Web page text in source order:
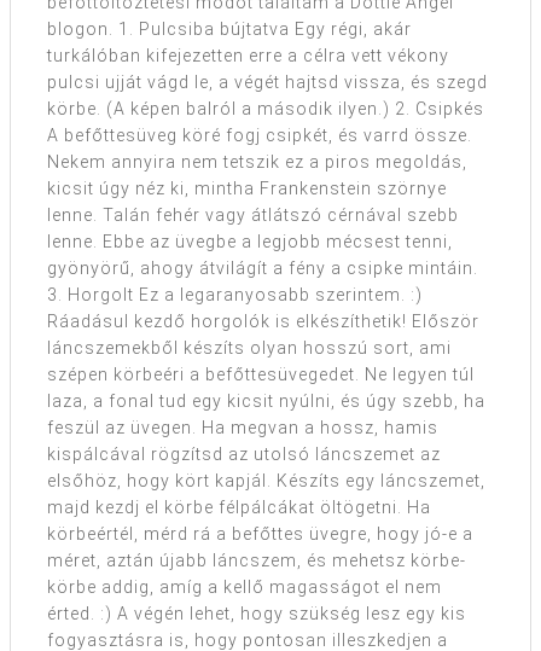
blogon. 1. Pulcsiba bújtatva Egy régi, akár
turkálóban kifejezetten erre a célra vett vékony
pulcsi ujját vágd le, a végét hajtsd vissza, és szegd
körbe. (A képen balról a második ilyen.) 2. Csipkés
A befőttesüveg köré fogj csipkét, és varrd össze.
Nekem annyira nem tetszik ez a piros megoldás,
kicsit úgy néz ki, mintha Frankenstein szörnye
lenne. Talán fehér vagy átlátszó cérnával szebb
lenne. Ebbe az üvegbe a legjobb mécsest tenni,
gyönyörű, ahogy átvilágít a fény a csipke mintáin.
3. Horgolt Ez a legaranyosabb szerintem. :)
Ráadásul kezdő horgolók is elkészíthetik! Először
láncszemekből készíts olyan hosszú sort, ami
szépen körbeéri a befőttesüvegedet. Ne legyen túl
laza, a fonal tud egy kicsit nyúlni, és úgy szebb, ha
feszül az üvegen. Ha megvan a hossz, hamis
kispálcával rögzítsd az utolsó láncszemet az
elsőhöz, hogy kört kapjál. Készíts egy láncszemet,
majd kezdj el körbe félpálcákat öltögetni. Ha
körbeértél, mérd rá a befőttes üvegre, hogy jó-e a
méret, aztán újabb láncszem, és mehetsz körbe-
körbe addig, amíg a kellő magasságot el nem
érted. :) A végén lehet, hogy szükség lesz egy kis
fogyasztásra is, hogy pontosan illeszkedjen a